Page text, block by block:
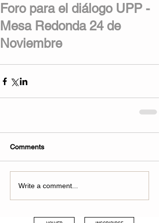
Foro para el diálogo UPP -
Mesa Redonda 24 de
Noviembre
Comments
Write a comment...